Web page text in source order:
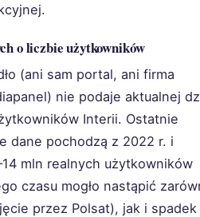
o liczbie użytkowników
(ani sam portal, ani firma
nie podaje aktualnej
Interii. Ostatnie
dane pochodzą z 2022 r. i
mln realnych użytkowników
czasu mogło nastąpić
przez Polsat), jak i spadek